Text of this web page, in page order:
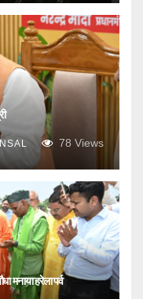
78 Views
मनाया हरेला पर्व